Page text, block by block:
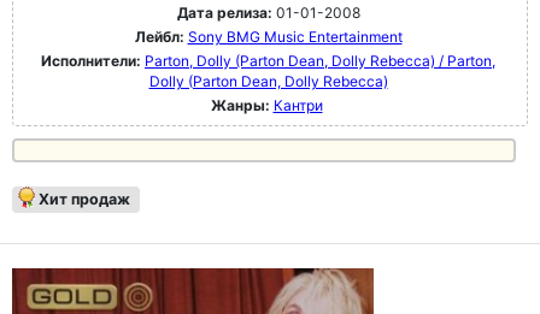
Дата релиза: 01-01-2008
Лейбл: Sony BMG Music Entertainment
Исполнители: Parton, Dolly (Parton Dean, Dolly Rebecca) / Parton,
Dolly (Parton Dean, Dolly Rebecca)
Жанры: Кантри
Хит продаж